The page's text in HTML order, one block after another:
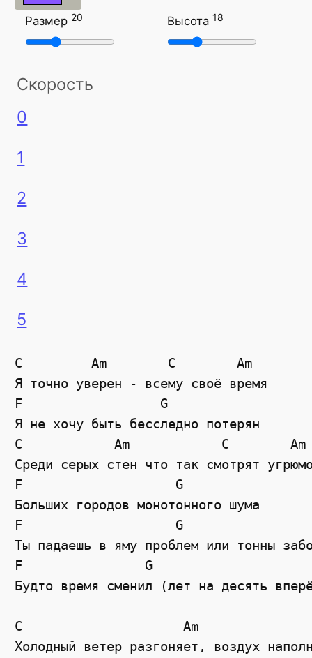
Размер 20 Высота 18
Скорость
0
1
2
3
4
5
C         Am        C        Am
Я точно уверен - всему своё время
F                  G
Я не хочу быть бесследно потерян
C            Am            C        Am
Среди серых стен что так смотрят
F                    G
Больших городов монотонного шума
F                    G
Ты падаешь в яму проблем или тонны
F                G
Будто время сменил (лет на десять
C                     Am
Холодный ветер разгоняет, воздух